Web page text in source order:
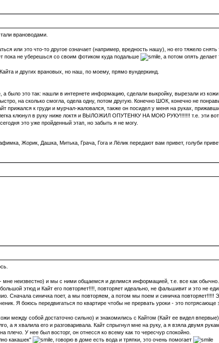
врановодами.
или это что-то другое означает (например, вредность нашу), но его тяжело
пока не уберешься со своим фотиком куда подальше
, а потом опять
и других врановых, но наш, по моему, прямо вундеркинд.
было это так: нашли в интернете информацию, сделали выкройку, вырезали из
на сколько смогла, одела одну, потом другую. Конечно ШОК, конечно не
прижался к груди и мурчал-жаловался, также он посидел у меня на руках,
клюнул в руку ниже локтя и ВЫЛОЖИЛ ОПУТЕНКУ НА МОЮ РУКУ!!!!!!! т.е. эти
это уже пройденный этап, но забыть я не могу.
Жорик, Дашка, Митька, Грача, Гога и Лёлик передают вам привет, голуби
мне неизвестно) и мы с ними общаемся и делимся информацией, т.е. все как
этюд и Кайт его повторяет!!!!, повторяет идеально, не фальшивит и это не
Сначала синичка поет, а мы повторяем, а потом мы поем и синичка повторяет!!!!!
Я боюсь передвигаться по квартире чтобы не прервать уроки - это потрясающе
между собой достаточно сильно) и знакомились с Кайтом (Кайт ее видел
а я хвалила его и разговаривала. Кайт спрыгнул мне на руку, а я взяла двумя
плечо. У нее был восторг, он отнесся ко всему как то чересчур спокойно.
какашек"
, говорю в доме есть вода и тряпки, это очень помогает